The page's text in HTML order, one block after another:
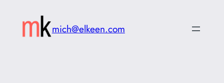
Inhalt
springen
mich@elkeen.com